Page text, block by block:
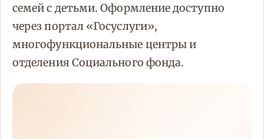
семей с детьми. Оформление доступно
через портал «Госуслуги»,
многофункциональные центры и
отделения Социального фонда.